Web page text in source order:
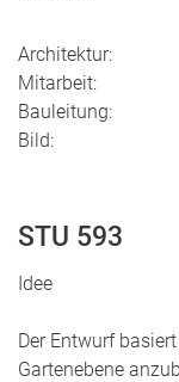
Architektur:
Mitarbeit:
Bauleitung:
Bild:
STU 593
Idee
Der Entwurf
Gartenebene